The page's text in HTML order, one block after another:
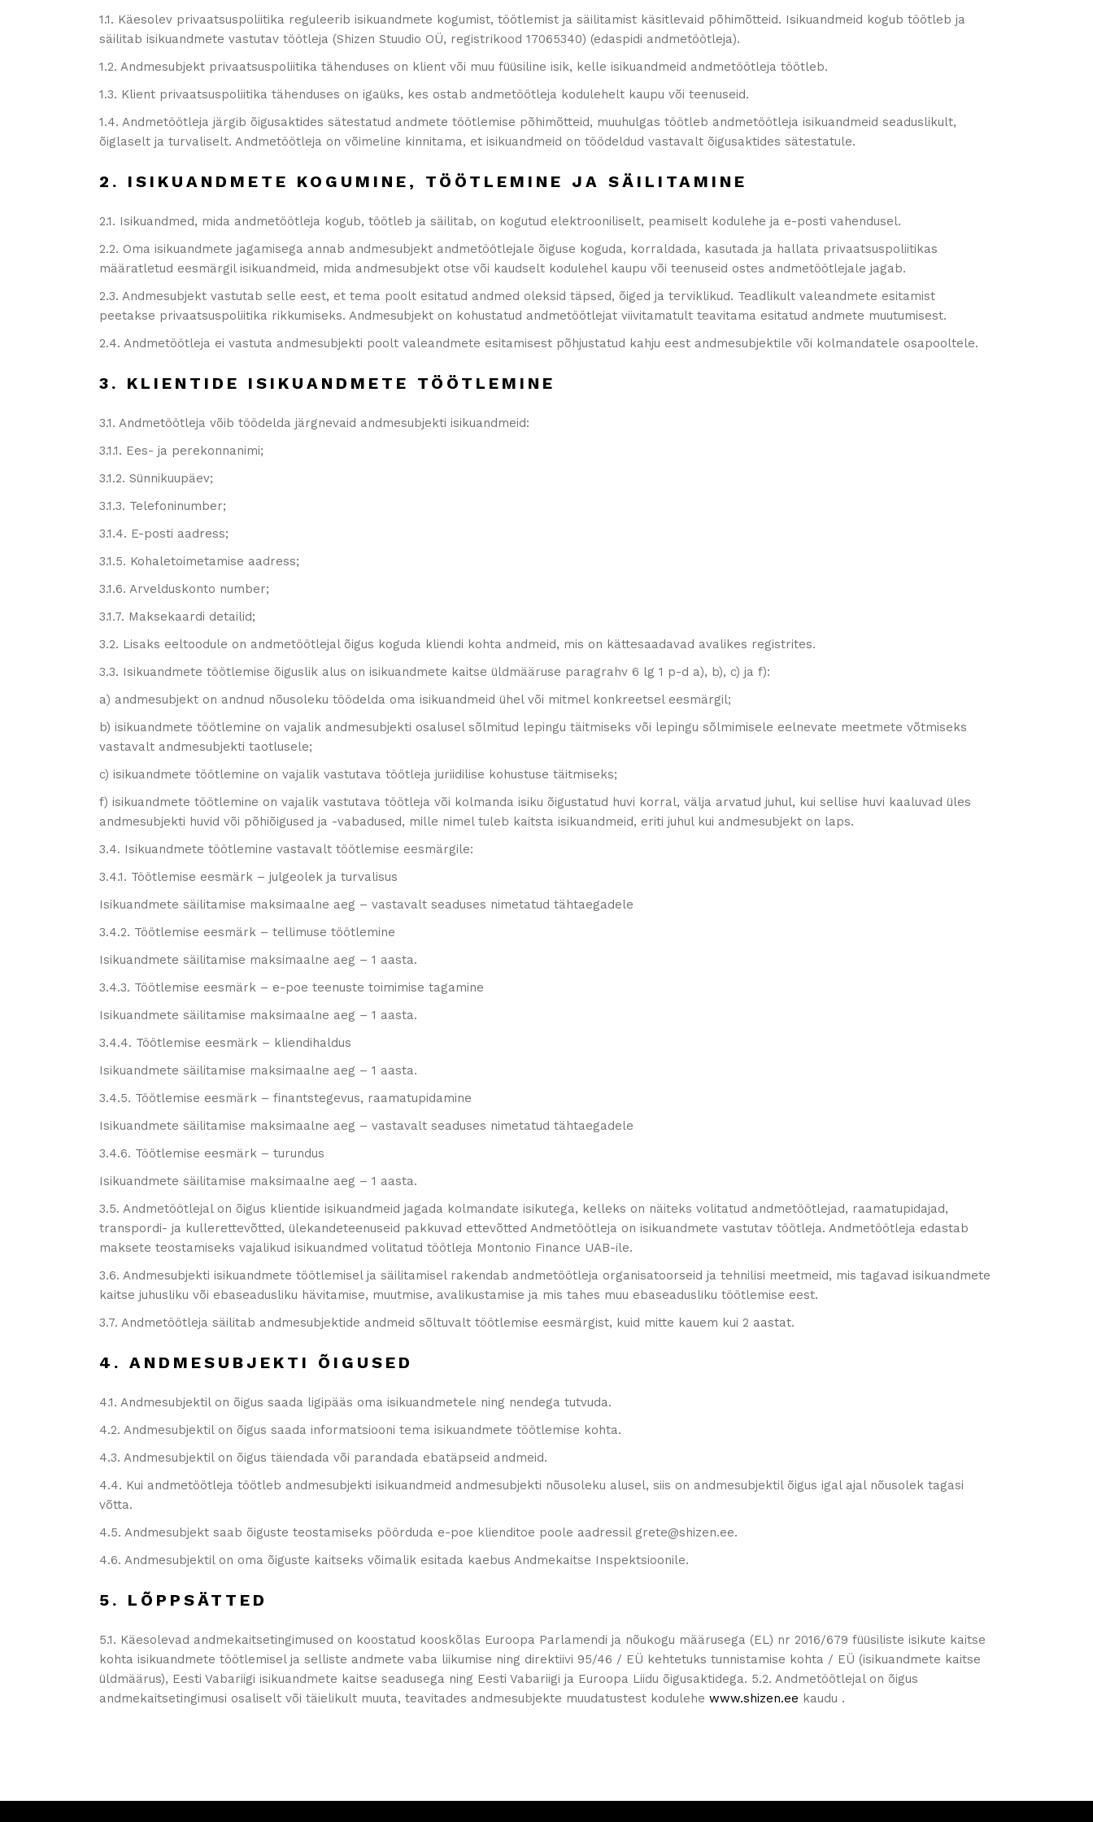
1.1. Käesolev privaatsuspoliitika reguleerib isikuandmete kogumist, töötlemist ja säilitamist käsitlevaid põhimõtteid. Isikuandmeid kogub töötleb ja
säilitab isikuandmete vastutav töötleja (Shizen Stuudio OÜ, registrikood 17065340) (edaspidi andmetöötleja).
1.2. Andmesubjekt privaatsuspoliitika tähenduses on klient või muu füüsiline isik, kelle isikuandmeid andmetöötleja töötleb.
1.3. Klient privaatsuspoliitika tähenduses on igaüks, kes ostab andmetöötleja kodulehelt kaupu või teenuseid.
1.4. Andmetöötleja järgib õigusaktides sätestatud andmete töötlemise põhimõtteid, muuhulgas töötleb andmetöötleja isikuandmeid seaduslikult,
õiglaselt ja turvaliselt. Andmetöötleja on võimeline kinnitama, et isikuandmeid on töödeldud vastavalt õigusaktides sätestatule.
2. ISIKUANDMETE KOGUMINE, TÖÖTLEMINE JA SÄILITAMINE
2.1. Isikuandmed, mida andmetöötleja kogub, töötleb ja säilitab, on kogutud elektrooniliselt, peamiselt kodulehe ja e-posti vahendusel.
2.2. Oma isikuandmete jagamisega annab andmesubjekt andmetöötlejale õiguse koguda, korraldada, kasutada ja hallata privaatsuspoliitikas
määratletud eesmärgil isikuandmeid, mida andmesubjekt otse või kaudselt kodulehel kaupu või teenuseid ostes andmetöötlejale jagab.
2.3. Andmesubjekt vastutab selle eest, et tema poolt esitatud andmed oleksid täpsed, õiged ja terviklikud. Teadlikult valeandmete esitamist
peetakse privaatsuspoliitika rikkumiseks. Andmesubjekt on kohustatud andmetöötlejat viivitamatult teavitama esitatud andmete muutumisest.
2.4. Andmetöötleja ei vastuta andmesubjekti poolt valeandmete esitamisest põhjustatud kahju eest andmesubjektile või kolmandatele osapooltele.
3. KLIENTIDE ISIKUANDMETE TÖÖTLEMINE
3.1. Andmetöötleja võib töödelda järgnevaid andmesubjekti isikuandmeid:
3.1.1. Ees- ja perekonnanimi;
3.1.2. Sünnikuupäev;
3.1.3. Telefoninumber;
3.1.4. E-posti aadress;
3.1.5. Kohaletoimetamise aadress;
3.1.6. Arvelduskonto number;
3.1.7. Maksekaardi detailid;
3.2. Lisaks eeltoodule on andmetöötlejal õigus koguda kliendi kohta andmeid, mis on kättesaadavad avalikes registrites.
3.3. Isikuandmete töötlemise õiguslik alus on isikuandmete kaitse üldmääruse paragrahv 6 lg 1 p-d a), b), c) ja f):
a) andmesubjekt on andnud nõusoleku töödelda oma isikuandmeid ühel või mitmel konkreetsel eesmärgil;
b) isikuandmete töötlemine on vajalik andmesubjekti osalusel sõlmitud lepingu täitmiseks või lepingu sõlmimisele eelnevate meetmete võtmiseks
vastavalt andmesubjekti taotlusele;
c) isikuandmete töötlemine on vajalik vastutava töötleja juriidilise kohustuse täitmiseks;
f) isikuandmete töötlemine on vajalik vastutava töötleja või kolmanda isiku õigustatud huvi korral, välja arvatud juhul, kui sellise huvi kaaluvad üles
andmesubjekti huvid või põhiõigused ja -vabadused, mille nimel tuleb kaitsta isikuandmeid, eriti juhul kui andmesubjekt on laps.
3.4. Isikuandmete töötlemine vastavalt töötlemise eesmärgile:
3.4.1. Töötlemise eesmärk – julgeolek ja turvalisus
Isikuandmete säilitamise maksimaalne aeg – vastavalt seaduses nimetatud tähtaegadele
3.4.2. Töötlemise eesmärk – tellimuse töötlemine
Isikuandmete säilitamise maksimaalne aeg – 1 aasta.
3.4.3. Töötlemise eesmärk – e-poe teenuste toimimise tagamine
Isikuandmete säilitamise maksimaalne aeg – 1 aasta.
3.4.4. Töötlemise eesmärk – kliendihaldus
Isikuandmete säilitamise maksimaalne aeg – 1 aasta.
3.4.5. Töötlemise eesmärk – finantstegevus, raamatupidamine
Isikuandmete säilitamise maksimaalne aeg – vastavalt seaduses nimetatud tähtaegadele
3.4.6. Töötlemise eesmärk – turundus
Isikuandmete säilitamise maksimaalne aeg – 1 aasta.
3.5. Andmetöötlejal on õigus klientide isikuandmeid jagada kolmandate isikutega, kelleks on näiteks volitatud andmetöötlejad, raamatupidajad,
transpordi- ja kullerettevõtted, ülekandeteenuseid pakkuvad ettevõtted Andmetöötleja on isikuandmete vastutav töötleja. Andmetöötleja edastab
maksete teostamiseks vajalikud isikuandmed volitatud töötleja Montonio Finance UAB-ile.
3.6. Andmesubjekti isikuandmete töötlemisel ja säilitamisel rakendab andmetöötleja organisatoorseid ja tehnilisi meetmeid, mis tagavad isikuandmete
kaitse juhusliku või ebaseadusliku hävitamise, muutmise, avalikustamise ja mis tahes muu ebaseadusliku töötlemise eest.
3.7. Andmetöötleja säilitab andmesubjektide andmeid sõltuvalt töötlemise eesmärgist, kuid mitte kauem kui 2 aastat.
4. ANDMESUBJEKTI ÕIGUSED
4.1. Andmesubjektil on õigus saada ligipääs oma isikuandmetele ning nendega tutvuda.
4.2. Andmesubjektil on õigus saada informatsiooni tema isikuandmete töötlemise kohta.
4.3. Andmesubjektil on õigus täiendada või parandada ebatäpseid andmeid.
4.4. Kui andmetöötleja töötleb andmesubjekti isikuandmeid andmesubjekti nõusoleku alusel, siis on andmesubjektil õigus igal ajal nõusolek tagasi
võtta.
4.5. Andmesubjekt saab õiguste teostamiseks pöörduda e-poe klienditoe poole aadressil grete@shizen.ee.
4.6. Andmesubjektil on oma õiguste kaitseks võimalik esitada kaebus Andmekaitse Inspektsioonile.
5. LÕPPSÄTTED
5.1. Käesolevad andmekaitsetingimused on koostatud kooskõlas Euroopa Parlamendi ja nõukogu määrusega (EL) nr 2016/679 füüsiliste isikute kaitse
kohta isikuandmete töötlemisel ja selliste andmete vaba liikumise ning direktiivi 95/46 / EÜ kehtetuks tunnistamise kohta / EÜ (isikuandmete kaitse
üldmäärus), Eesti Vabariigi isikuandmete kaitse seadusega ning Eesti Vabariigi ja Euroopa Liidu õigusaktidega. 5.2. Andmetöötlejal on õigus
andmekaitsetingimusi osaliselt või täielikult muuta, teavitades andmesubjekte muudatustest kodulehe www.shizen.ee kaudu .